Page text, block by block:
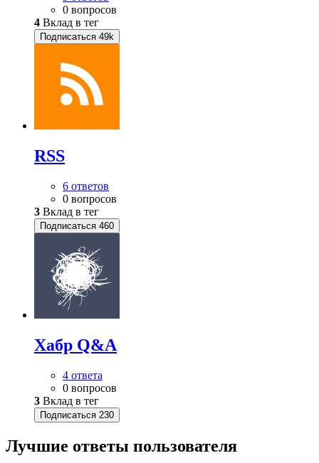
0 вопросов
4 Вклад в тег
Подписаться 49k
RSS
6 ответов
0 вопросов
3 Вклад в тег
Подписаться 460
Хабр Q&A
4 ответа
0 вопросов
3 Вклад в тег
Подписаться 230
Лучшие ответы пользователя